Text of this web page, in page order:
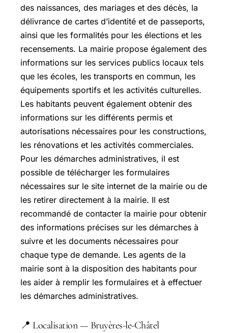
des naissances, des mariages et des décès, la
délivrance de cartes d’identité et de passeports,
ainsi que les formalités pour les élections et les
recensements. La mairie propose également des
informations sur les services publics locaux tels
que les écoles, les transports en commun, les
équipements sportifs et les activités culturelles.
Les habitants peuvent également obtenir des
informations sur les différents permis et
autorisations nécessaires pour les constructions,
les rénovations et les activités commerciales.
Pour les démarches administratives, il est
possible de télécharger les formulaires
nécessaires sur le site internet de la mairie ou de
les retirer directement à la mairie. Il est
recommandé de contacter la mairie pour obtenir
des informations précises sur les démarches à
suivre et les documents nécessaires pour
chaque type de demande. Les agents de la
mairie sont à la disposition des habitants pour
les aider à remplir les formulaires et à effectuer
les démarches administratives.
📍 Localisation — Bruyères-le-Châtel